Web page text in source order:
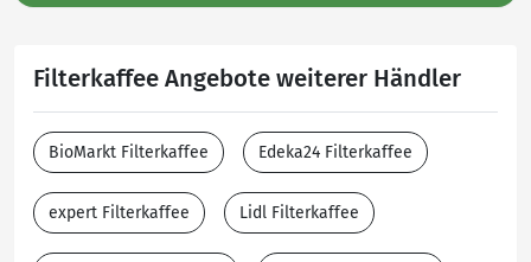
Filterkaffee Angebote weiterer Händler
BioMarkt Filterkaffee Edeka24 Filterkaffee
expert Filterkaffee Lidl Filterkaffee